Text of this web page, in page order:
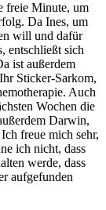
freie Minute, um
Da Ines, um
will und dafür
entschließt sich
ist außerdem
Sticker-Sarkom,
Auch
Wochen die
Darwin,
freue mich sehr,
ich nicht, dass
werde, dass
aufgefunden